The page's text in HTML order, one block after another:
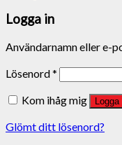
Logga in
Användarnamn eller e-
Lösenord*
Kom ihåg mig
Glömt ditt lösenord?